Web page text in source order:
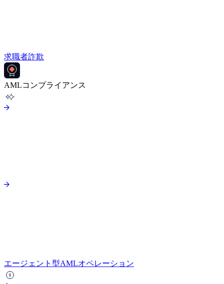
求職者詐欺
AMLコンプライアンス
エージェント型AMLオペレーション